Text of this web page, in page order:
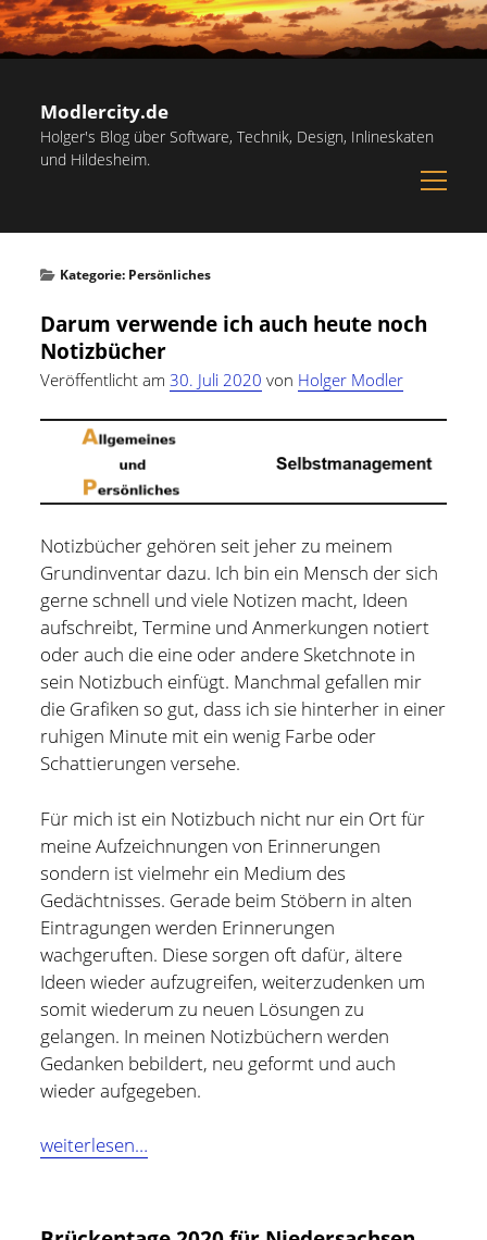
Modlercity.de
Holger's Blog über Software, Technik, Design, Inlineskaten
und Hildesheim.
open
menu
Startseite
Inlineskaten in Hildesheim
Papiervorlagen – Hilfreiche Vorlagen zum Ausdrucken
Kostenlose Illustrationen und Grafiken
Informationsquellen
Über mich
twitter facebooklinkedinpinterestyoutube
email-
form
paypal
Suchen
Kategorien
Allgemein(60)
Persönliches
Infos und Know How (152)
Besondere Orte(48)
Bücher und Magazine (15)
Haus, Wohnung und Garten(17)
Selbstmanagement(28)
Technik(9)
Inlineskaten(103)
Wer schreibt hier?
Kategorie: Persönliches
Darum verwende ich auch heute noch
Notizbücher
Veröffentlicht am 30. Juli 2020 von Holger Modler
Notizbücher gehören seit jeher zu meinem
Grundinventar dazu. Ich bin ein Mensch der sich
gerne schnell und viele Notizen macht, Ideen
aufschreibt, Termine und Anmerkungen notiert
oder auch die eine oder andere Sketchnote in
sein Notizbuch einfügt. Manchmal gefallen mir
die Grafiken so gut, dass ich sie hinterher in einer
ruhigen Minute mit ein wenig Farbe oder
Schattierungen versehe.
Für mich ist ein Notizbuch nicht nur ein Ort für
meine Aufzeichnungen von Erinnerungen
sondern ist vielmehr ein Medium des
Gedächtnisses. Gerade beim Stöbern in alten
Eintragungen werden Erinnerungen
wachgeruften. Diese sorgen oft dafür, ältere
Ideen wieder aufzugreifen, weiterzudenken um
somit wiederum zu neuen Lösungen zu
gelangen. In meinen Notizbüchern werden
Gedanken bebildert, neu geformt und auch
wieder aufgegeben.
weiterlesen…
auch